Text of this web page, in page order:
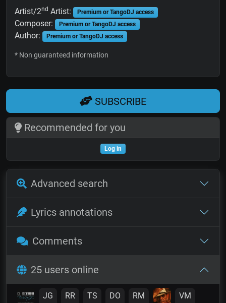
Artist/2nd Artist: Premium or TangoDJ access
Composer: Premium or TangoDJ access
Author: Premium or TangoDJ access
* Non guaranteed information
SUBSCRIBE
Recommended for you
Log in
Advanced search
Lyrics annotations
Comments
25 users online
JG RR TS DO RM VM